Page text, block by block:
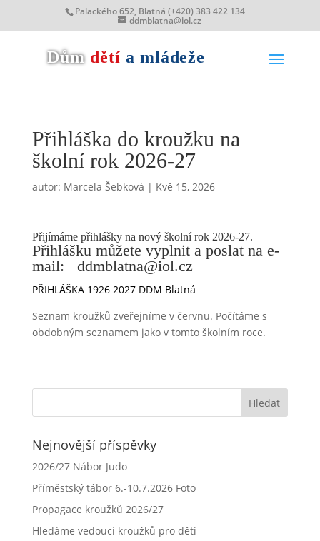
Palackého 652, Blatná (+420) 383 422 134
ddmblatna@iol.cz
Dům dětí a mládeže
Přihláška do kroužku na
školní rok 2026-27
autor: Marcela Šebková | Kvě 15, 2026
Přijímáme přihlášky na nový školní rok 2026-27.
Přihlášku můžete vyplnit a poslat na e-
mail: ddmblatna@iol.cz
PŘIHLÁŠKA 1926 2027 DDM Blatná
Seznam kroužků zveřejníme v červnu. Počítáme s
obdobným seznamem jako v tomto školním roce.
Nejnovější příspěvky
2026/27 Nábor Judo
Příměstský tábor 6.-10.7.2026 Foto
Propagace kroužků 2026/27
Hledáme vedoucí kroužků pro děti